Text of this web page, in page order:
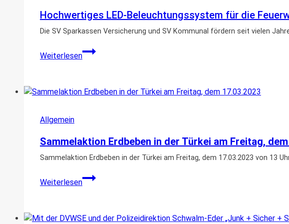
Schwalm-
Eder-
Hochwertiges LED-Beleuchtungssystem für die
Die SV Sparkassen Versicherung und SV Kommunal fördern seit vielen
Weiterlesen
Hochwertiges
LED-
die
SV
Sparkassen
Allgemein
Sammelaktion Erdbeben in der Türkei am Freitag,
Sammelaktion Erdbeben in der Türkei am Freitag, dem 17.03.2023 von 13
Weiterlesen
Sammelaktion
Erdbeben